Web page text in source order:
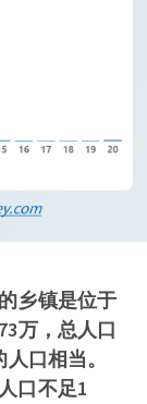
乡镇是位于
万，总人口
口相当。
口不足1